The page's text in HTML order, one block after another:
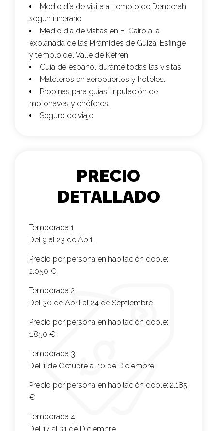
Medio día de visita al templo de Denderah
según itinerario
Medio día de visitas en El Cairo a la
explanada de las Pirámides de Guiza, Esfinge
y templo del Valle de Kefren
Guía de español durante todas las visitas.
Maleteros en aeropuertos y hoteles.
Propinas para guías, tripulación de
motonaves y chóferes.
Seguro de viaje
PRECIO
DETALLADO
Temporada 1
Del 9 al 23 de Abril
Precio por persona en habitación doble:
2.050 €
Temporada 2
Del 30 de Abril al 24 de Septiembre
Precio por persona en habitación doble:
1.850 €
Temporada 3
Del 1 de Octubre al 10 de Diciembre
Precio por persona en habitación doble: 2.185
€
Temporada 4
Del 17 al 31 de Diciembre